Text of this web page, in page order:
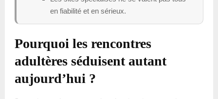
en fiabilité et en sérieux.
Pourquoi les rencontres
adultères séduisent autant
aujourd’hui ?